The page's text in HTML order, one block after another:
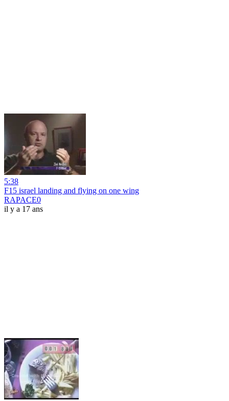
5:38
F15 israel landing and flying on one wing
RAPACE0
il y a 17 ans